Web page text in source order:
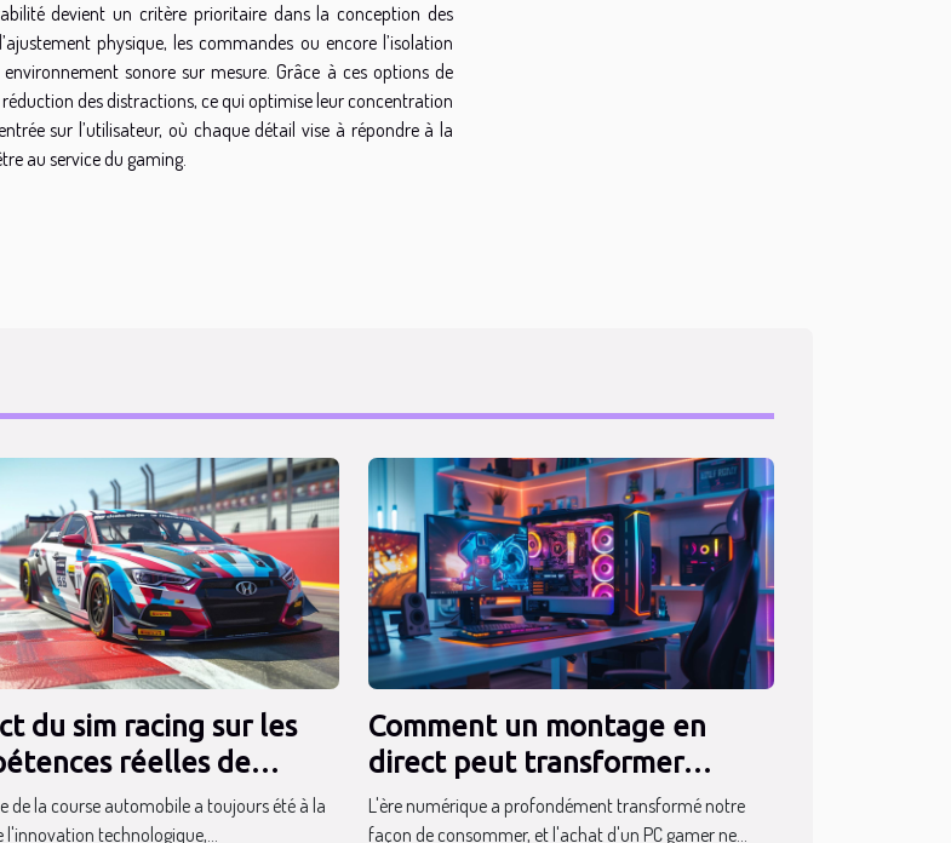
devient un critère prioritaire dans la conception des
physique, les commandes ou encore l’isolation
sonore sur mesure. Grâce à ces options de
des distractions, ce qui optimise leur concentration
sur l’utilisateur, où chaque détail vise à répondre à la
au service du gaming.
du sim racing sur les
réelles de
des pilotes
de la course automobile a toujours été à la
l'innovation technologique,...
Comment un montage en
direct peut transformer
l'achat de votre PC gamer
L'ère numérique a profondément transformé notre
façon de consommer, et l'achat d'un PC gamer ne...